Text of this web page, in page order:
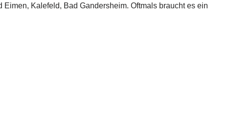
Kalefeld, Bad Gandersheim. Oftmals braucht es ein